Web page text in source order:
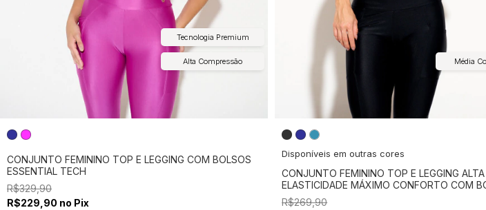
Alta Compressão
Tecnologia Premium
CONJUNTO FEMININO TOP E LEGGING COM BOLSOS
ESSENTIAL TECH
R$329,90
R$229,90 no Pix
Média
Disponíveis em outras cores
CONJUNTO FEMININO TOP E LEGGING ALTA
ELASTICIDADE MÁXIMO CONFORTO COM
ESSENTIAL FLEX
R$269,90